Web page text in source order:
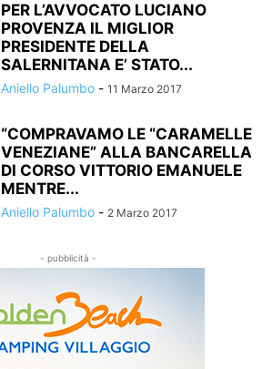
PER L’AVVOCATO LUCIANO
PROVENZA IL MIGLIOR
PRESIDENTE DELLA
SALERNITANA E’ STATO...
Aniello Palumbo - 11 Marzo 2017
“COMPRAVAMO LE “CARAMELLE
VENEZIANE” ALLA BANCARELLA
DI CORSO VITTORIO EMANUELE
MENTRE...
Aniello Palumbo - 2 Marzo 2017
- pubblicità -